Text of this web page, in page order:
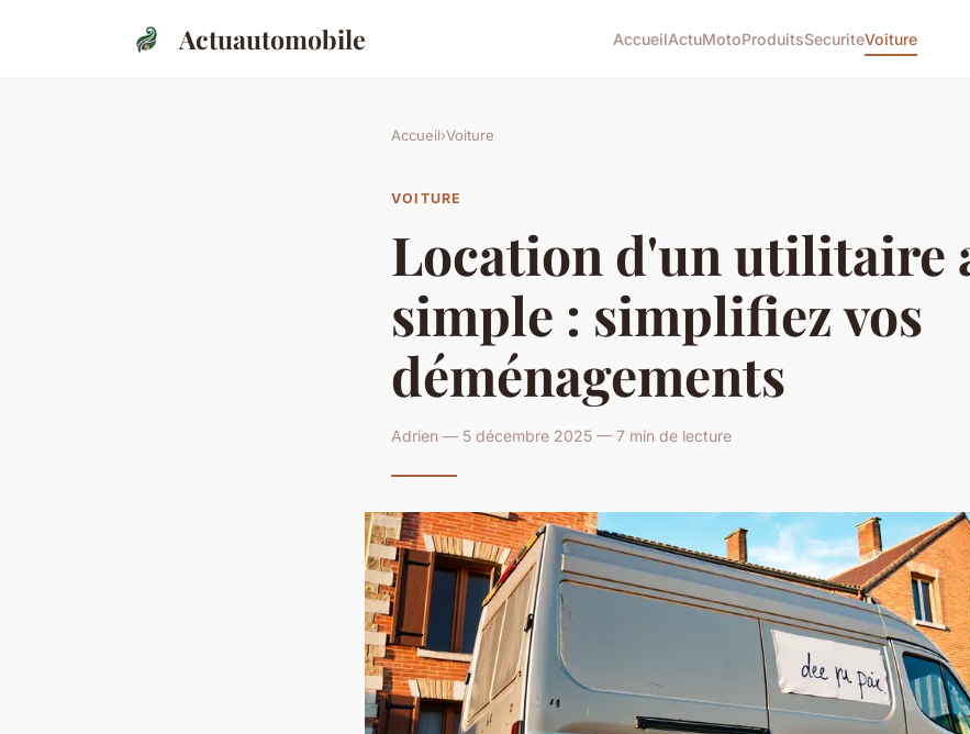
Actuautomobile AccueilActuMotoProduitsSecuriteVoiture
Accueil›Voiture
VOITURE
Location d'un utilitaire
simple : simplifiez vos
déménagements
Adrien — 5 décembre 2025 — 7 min de lecture